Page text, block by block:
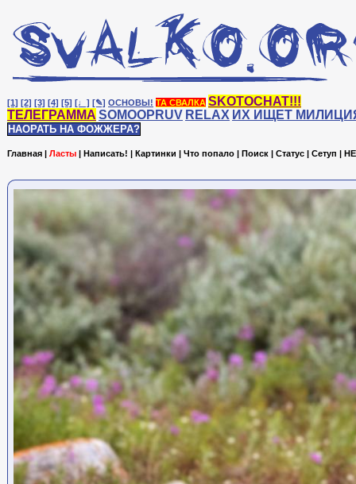
[1] [2] [3] [4] [5] [♩] [✎] ОСНОВЫ! ТА СВАЛКА SKOTOCHAT!!!
ТЕЛЕГРАММА SOMOOPRUV RELAX ИХ ИЩЕТ
НАОРАТЬ НА ФОЖЖЕРА?
Главная | Ласты | Написать! | Картинки | Что попало | Поиск | Статус | Сетуп |